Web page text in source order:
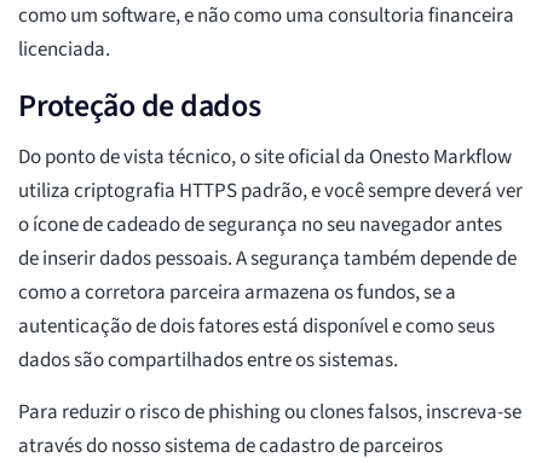
como um software, e não como uma consultoria financeira
licenciada.
Proteção de dados
Do ponto de vista técnico, o site oficial da Onesto Markflow
utiliza criptografia HTTPS padrão, e você sempre deverá ver
o ícone de cadeado de segurança no seu navegador antes
de inserir dados pessoais. A segurança também depende de
como a corretora parceira armazena os fundos, se a
autenticação de dois fatores está disponível e como seus
dados são compartilhados entre os sistemas.
Para reduzir o risco de phishing ou clones falsos, inscreva-se
através do nosso sistema de cadastro de parceiros